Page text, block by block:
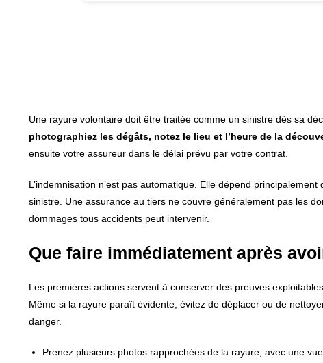
Une rayure volontaire doit être traitée comme un sinistre dès sa
photographiez les dégâts, notez le lieu et l’heure de la
ensuite votre assureur dans le délai prévu par votre contrat.
L’indemnisation n’est pas automatique. Elle dépend
sinistre. Une assurance au tiers ne couvre généralement pas les
dommages tous accidents peut intervenir.
Que faire immédiatement après
Les premières actions servent à conserver des preuves
Même si la rayure paraît évidente, évitez de déplacer ou de
danger.
Prenez plusieurs photos rapprochées de la rayure, avec une